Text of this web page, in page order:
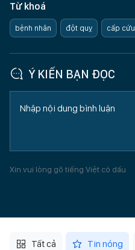
Từ khoá
bệnh nhân đột quỵ cấp cứu
Ý KIẾN BẠN ĐỌC
Xin vui lòng gõ tiếng Việt có dấu
Tất cả Tin nóng